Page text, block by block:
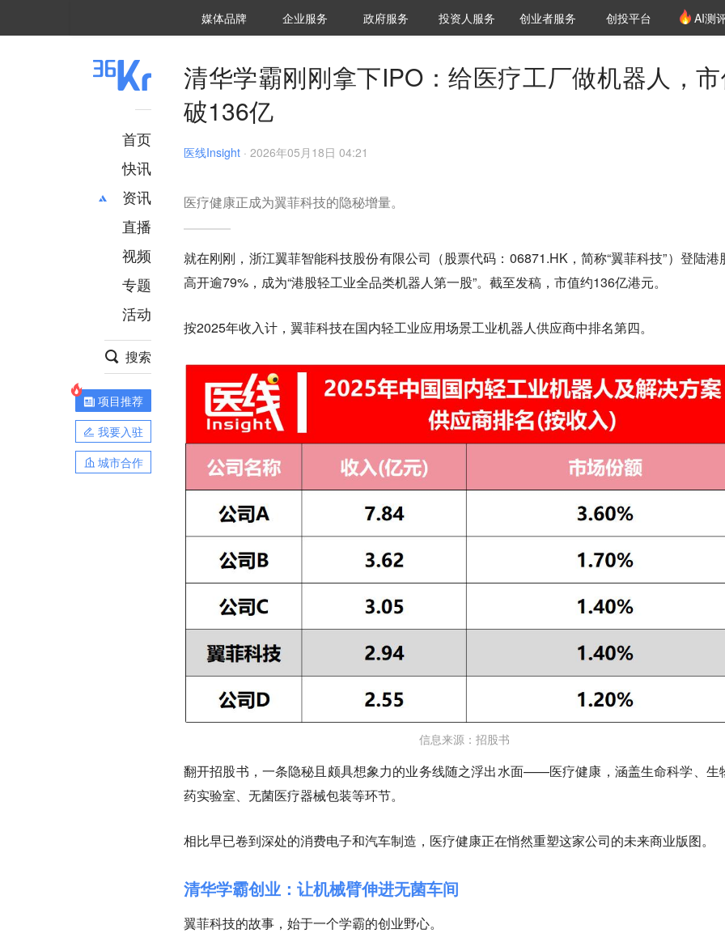
媒体品牌 36Kr研究院
企业服务 城市之窗
政府服务 VClub投资机构库
投资机构职位推介
投资人服务 创投氪堂
创业者服务 创投平台 AI测
首页
快讯
资讯
推荐
财经
项目推荐
安徽
直播
视频
专题
活动
搜索
项目推荐
我要入驻
城市合作
清华学霸刚刚拿下IPO：给医疗工厂做机器人，
破136亿
医线Insight · 2026年05月18日 04:21
医疗健康正成为翼菲科技的隐秘增量。
就在刚刚，浙江翼菲智能科技股份有限公司（股票代码：06871.HK，简称“翼菲科技”）登陆港
高开逾79%，成为“港股轻工业全品类机器人第一股”。截至发稿，市值约136亿港元。
按2025年收入计，翼菲科技在国内轻工业应用场景工业机器人供应商中排名第四。
信息来源：招股书
翻开招股书，一条隐秘且颇具想象力的业务线随之浮出水面——医疗健康，涵盖生命科学、生
药实验室、无菌医疗器械包装等环节。
相比早已卷到深处的消费电子和汽车制造，医疗健康正在悄然重塑这家公司的未来商业版图。
清华学霸创业：让机械臂伸进无菌车间
翼菲科技的故事，始于一个学霸的创业野心。